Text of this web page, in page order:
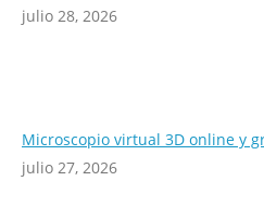
julio 28, 2026
Microscopio virtual 3D online y
julio 27, 2026